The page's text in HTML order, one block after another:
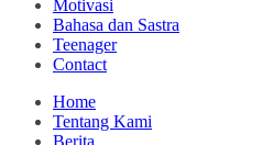
Motivasi
Bahasa dan Sastra
Teenager
Contact
Home
Tentang Kami
Berita